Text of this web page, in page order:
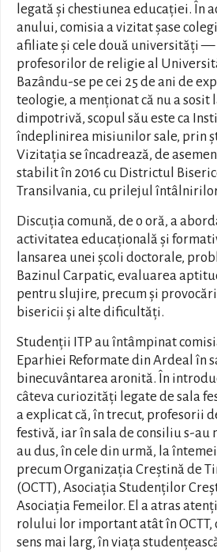
legată și chestiunea educației. În
anului, comisia a vizitat șase
afiliate și cele două universități
profesorilor de religie al
Bazându-se pe cei 25 de ani de
teologie, a menționat că nu a sosit
dimpotrivă, scopul său este ca
îndeplinirea misiunilor sale, prin
Vizitația se încadrează, de
stabilit în 2016 cu Districtul
Transilvania, cu prilejul
Discuția comună, de o oră, a
activitatea educațională și
lansarea unei școli doctorale,
Bazinul Carpatic, evaluarea
pentru slujire, precum și
bisericii și alte dificultăți.
Studenții ITP au întâmpinat
Eparhiei Reformate din Ardeal în
binecuvântarea aronită. În
câteva curiozități legate de sala
a explicat că, în trecut, profesorii
festivă, iar în sala de consiliu s-
au dus, în cele din urmă, la
precum Organizația Creștină de
(OCTT), Asociația Studenților
Asociația Femeilor. El a atras
rolului lor important atât în OCTT,
sens mai larg, în viața